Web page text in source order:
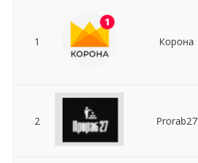
1 Корона
2 Prorab27